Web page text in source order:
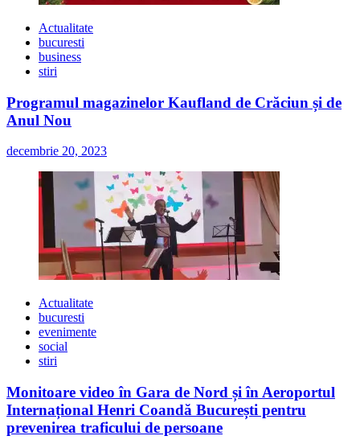
Actualitate
bucuresti
business
stiri
Programul magazinelor Kaufland de Crăciun și de
Anul Nou
decembrie 20, 2023
Actualitate
bucuresti
evenimente
social
stiri
Monitoare video în Gara de Nord și în Aeroportul
Internațional Henri Coandă București pentru
prevenirea traficului de persoane